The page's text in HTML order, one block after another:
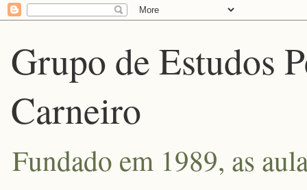
Grupo de Estudos
Carneiro
Fundado em 1989, as